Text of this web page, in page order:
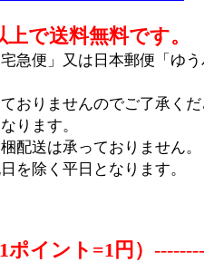
で送料無料です。
急便」又は日本郵便「ゆ
おりませんのでご了承く
ります。
配送は承っておりません。
を除く平日となります。
ポイント=1円）